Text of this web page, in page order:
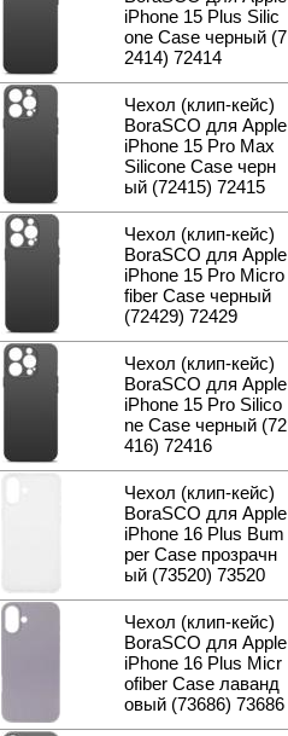
iPhone 15 Plus Silic
one Case черный (7
2414) 72414
Чехол (клип-кейс)
BoraSCO для Apple
iPhone 15 Pro Max
Silicone Case черн
ый (72415) 72415
Чехол (клип-кейс)
BoraSCO для Apple
iPhone 15 Pro Micro
fiber Case черный
(72429) 72429
Чехол (клип-кейс)
BoraSCO для Apple
iPhone 15 Pro Silico
ne Case черный (72
416) 72416
Чехол (клип-кейс)
BoraSCO для Apple
iPhone 16 Plus Bum
per Case прозрачн
ый (73520) 73520
Чехол (клип-кейс)
BoraSCO для Apple
iPhone 16 Plus Micr
ofiber Case лаванд
овый (73686) 73686